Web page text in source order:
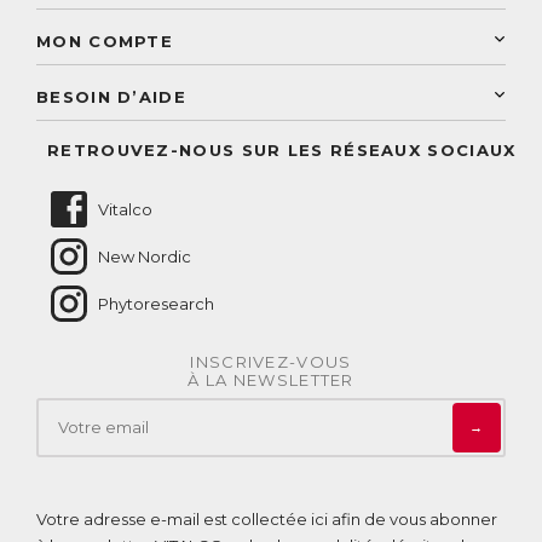
Découvrez le catalogue
Paiement sécurisé
Conseils personnalisés
Conseil personnalisé
MON COMPTE
BESOIN D’AIDE
RETROUVEZ-NOUS SUR LES RÉSEAUX SOCIAUX
Vitalco
New Nordic
Phytoresearch
INSCRIVEZ-VOUS
À LA NEWSLETTER
→
Votre adresse e-mail est collectée ici afin de vous abonner